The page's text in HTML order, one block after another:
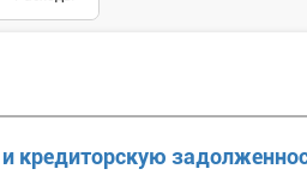
кредиторскую